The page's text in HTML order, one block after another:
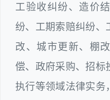
工验收纠纷、造价
纷、工期索赔纠纷、
改、城市更新、棚
偿、政府采购、招标
执行等领域法律实务